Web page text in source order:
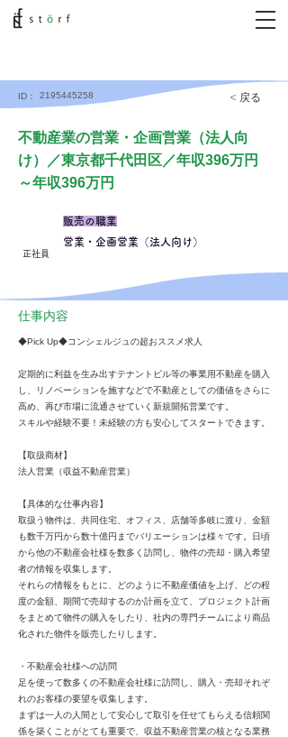
ID： 2195445258 < 戻る
不動産業の営業・企画営業（法人向
け）／東京都千代田区／年収396万円
～年収396万円
正社員
販売の職業
営業・企画営業（法人向け）
仕事内容
◆Pick Up◆コンシェルジュの超おススメ求人
定期的に利益を生み出すテナントビル等の事業用不動産を購入
し、リノベーションを施すなどで不動産としての価値をさらに
高め、再び市場に流通させていく新規開拓営業です。
スキルや経験不要！未経験の方も安心してスタートできます。
【取扱商材】
法人営業（収益不動産営業）
【具体的な仕事内容】
取扱う物件は、共同住宅、オフィス、店舗等多岐に渡り、金額
も数千万円から数十億円までバリエーションは様々です。日頃
から他の不動産会社様を数多く訪問し、物件の売却・購入希望
者の情報を収集します。
それらの情報をもとに、どのように不動産価値を上げ、どの程
度の金額、期間で売却するのか計画を立て、プロジェクト計画
をまとめて物件の購入をしたり、社内の専門チームにより商品
化された物件を販売したりします。
・不動産会社様への訪問
足を使って数多くの不動産会社様に訪問し、購入・売却それぞ
れのお客様の要望を収集します。
まずは一人の人間として安心して取引を任せてもらえる信頼関
係を築くことがとても重要で、収益不動産営業の核となる業務